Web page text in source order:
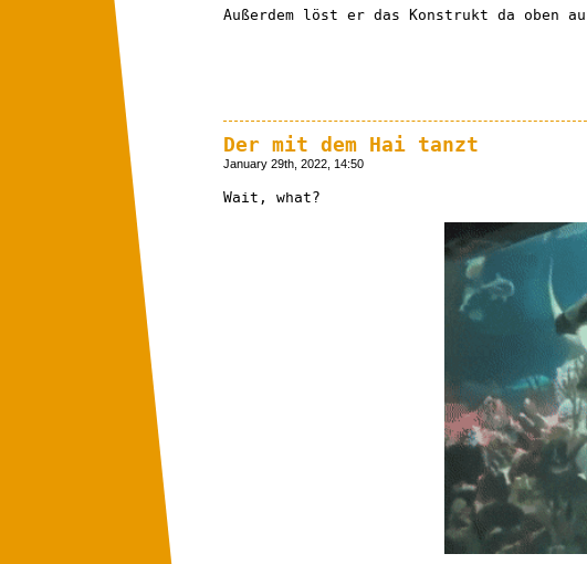
Außerdem löst er das Konstrukt da oben
Der mit dem Hai tanzt
January 29th, 2022, 14:50
Wait, what?